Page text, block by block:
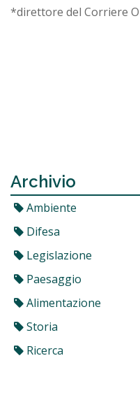
*direttore del Corriere
Archivio
Ambiente
Difesa
Legislazione
Paesaggio
Alimentazione
Storia
Ricerca